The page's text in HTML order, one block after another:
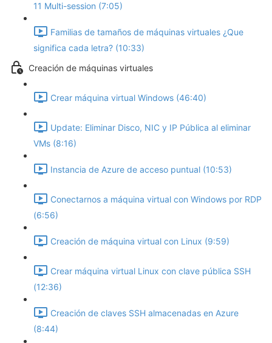
11 Multi-session (7:05)
Familias de tamaños de máquinas virtuales ¿Que
significa cada letra? (10:33)
Creación de máquinas virtuales
Crear máquina virtual Windows (46:40)
Update: Eliminar Disco, NIC y IP Pública al eliminar
VMs (8:16)
Instancia de Azure de acceso puntual (10:53)
Conectarnos a máquina virtual con Windows por RDP
(6:56)
Creación de máquina virtual con Linux (9:59)
Crear máquina virtual Linux con clave pública SSH
(12:36)
Creación de claves SSH almacenadas en Azure
(8:44)